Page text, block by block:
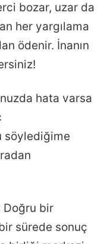
bozar, uzar da
her yargılama
ödenir. İnanın
hata varsa
söylediğime
Doğru bir
sürede sonuç